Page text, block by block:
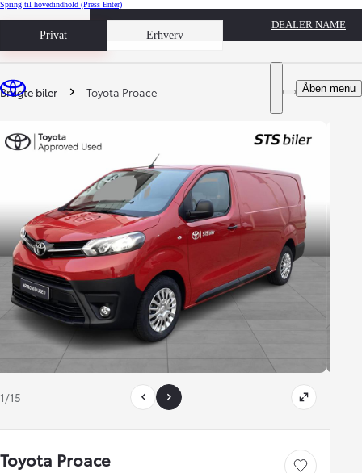
Spring til hovedindhold (Press Enter)
Privat Erhverv
Book prøvetur
DEALER NAME
Åben menu
Du er her
Brugte biler Toyota Proace
1/15
Toyota Proace Gem bil